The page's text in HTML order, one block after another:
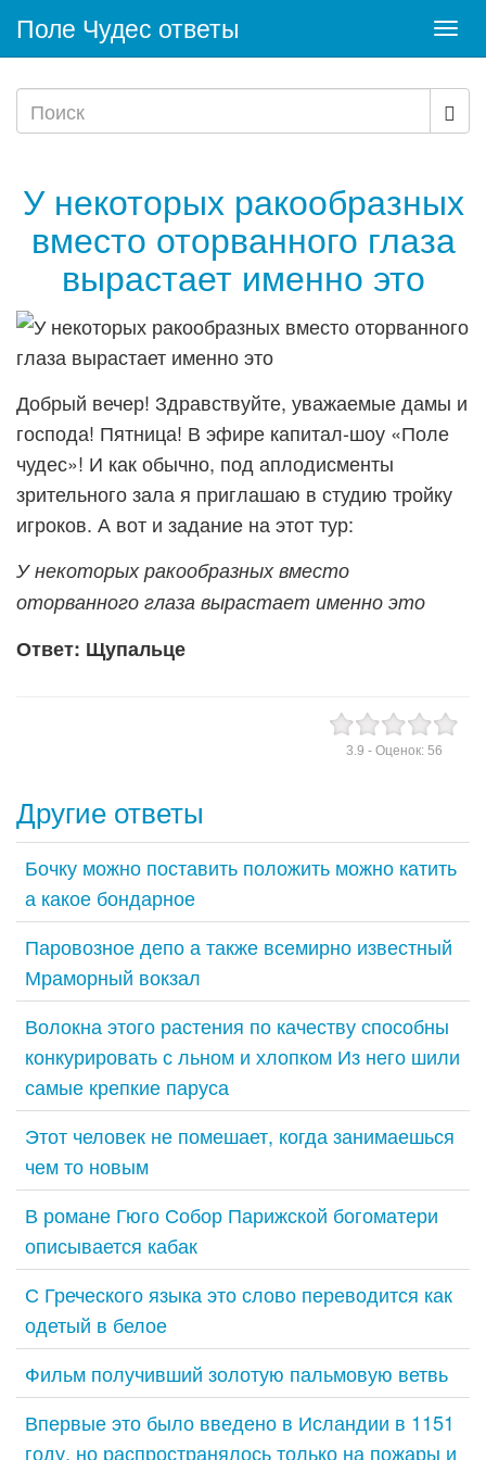
Поле Чудес ответы
У некоторых ракообразных
вместо оторванного глаза
вырастает именно это
Добрый вечер! Здравствуйте, уважаемые дамы и
господа! Пятница! В эфире капитал-шоу «Поле
чудес»! И как обычно, под аплодисменты
зрительного зала я приглашаю в студию тройку
игроков. А вот и задание на этот тур:
У некоторых ракообразных вместо
оторванного глаза вырастает именно это
Ответ: Щупальце
3.9 - Оценок: 56
Другие ответы
Бочку можно поставить положить можно катить
а какое бондарное
Паровозное депо а также всемирно известный
Мраморный вокзал
Волокна этого растения по качеству способны
конкурировать с льном и хлопком Из него шили
самые крепкие паруса
Этот человек не помешает, когда занимаешься
чем то новым
В романе Гюго Собор Парижской богоматери
описывается кабак
С Греческого языка это слово переводится как
одетый в белое
Фильм получивший золотую пальмовую ветвь
Впервые это было введено в Исландии в 1151
году, но распространялось только на пожары и